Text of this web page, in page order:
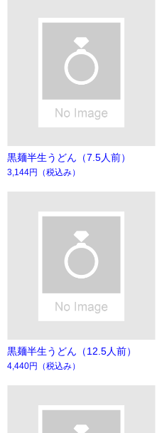
黒麺半生うどん（7.5人前）
3,144円 （税込み）
黒麺半生うどん（12.5人前）
4,440円 （税込み）